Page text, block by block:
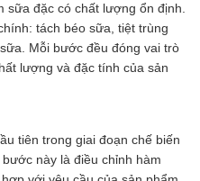
sữa đặc có chất lượng ổn định.
tách béo sữa, tiệt trùng
Mỗi bước đều đóng vai trò
lượng và đặc tính của sản
tiên trong giai đoạn chế biến
này là điều chỉnh hàm